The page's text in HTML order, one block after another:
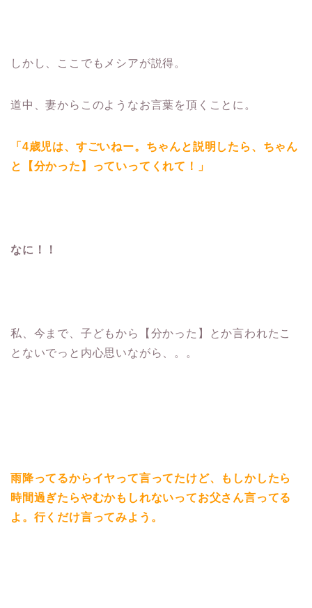
しかし、ここでもメシアが説得。
道中、妻からこのようなお言葉を頂くことに。
「4歳児は、すごいねー。ちゃんと説明したら、ちゃん
と【分かった】っていってくれて！」
なに！！
私、今まで、子どもから【分かった】とか言われたこ
とないでっと内心思いながら、。。
雨降ってるからイヤって言ってたけど、もしかしたら
時間過ぎたらやむかもしれないってお父さん言ってる
よ。行くだけ言ってみよう。